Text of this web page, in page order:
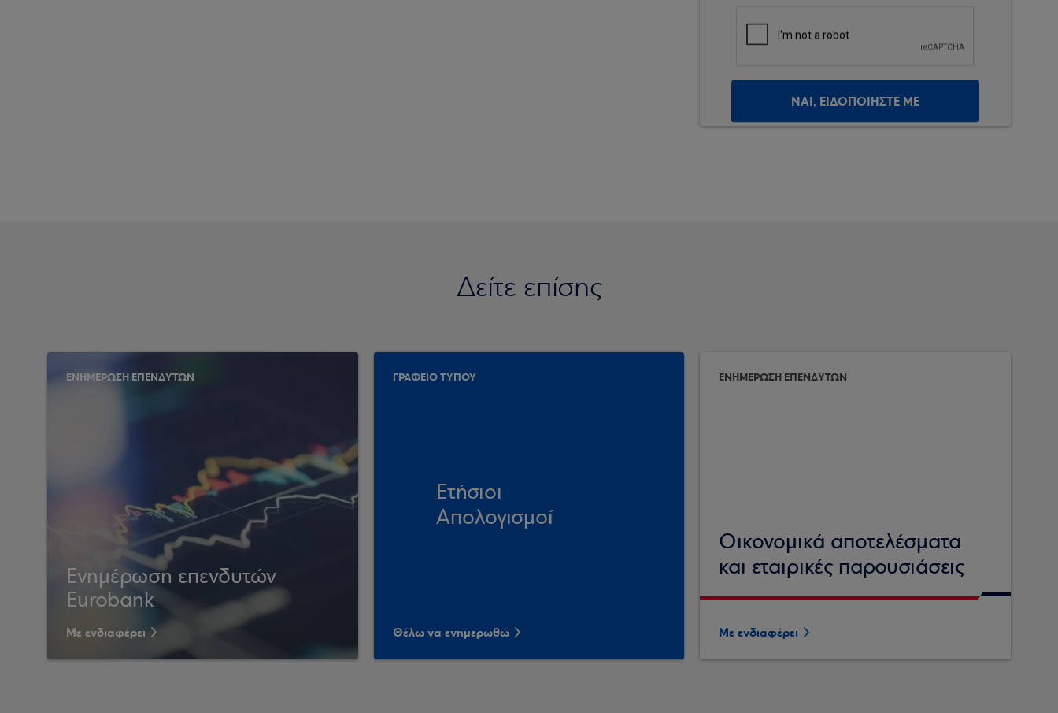
ΝΑΙ, ΕΙΔΟΠΟΙΗΣΤΕ ΜΕ
Δείτε επίσης
ΕΝΗΜΕΡΩΣΗ ΕΠΕΝΔΥΤΩΝ
Ενημέρωση επενδυτών
Eurobank
Με ενδιαφέρει
ΓΡΑΦΕΙΟ ΤΥΠΟΥ
Ετήσιοι
Απολογισμοί
Θέλω να ενημερωθώ
ΕΝΗΜΕΡΩΣΗ ΕΠΕΝΔΥΤΩΝ
Οικονομικά αποτελέσματα
και εταιρικές παρουσιάσεις
Με ενδιαφέρει